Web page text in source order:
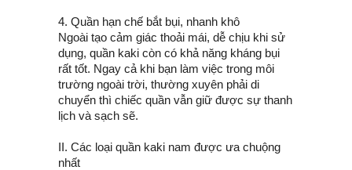
4. Quần hạn chế bắt bụi, nhanh khô
Ngoài tạo cảm giác thoải mái, dễ chịu khi sử
dụng, quần kaki còn có khả năng kháng bụi
rất tốt. Ngay cả khi bạn làm việc trong môi
trường ngoài trời, thường xuyên phải di
chuyển thì chiếc quần vẫn giữ được sự thanh
lịch và sạch sẽ.
II. Các loại quần kaki nam được ưa chuộng
nhất